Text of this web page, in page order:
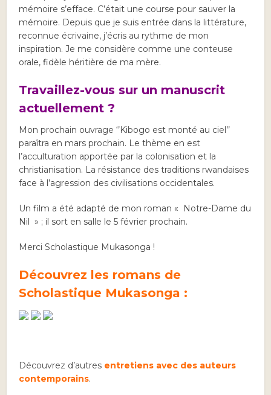
mémoire s’efface. C’était une course pour sauver la
mémoire. Depuis que je suis entrée dans la littérature,
reconnue écrivaine, j’écris au rythme de mon
inspiration. Je me considère comme une conteuse
orale, fidèle héritière de ma mère.
Travaillez-vous sur un manuscrit
actuellement ?
Mon prochain ouvrage ‘’Kibogo est monté au ciel’’
paraîtra en mars prochain. Le thème en est
l’acculturation apportée par la colonisation et la
christianisation. La résistance des traditions rwandaises
face à l’agression des civilisations occidentales.
Un film a été adapté de mon roman « Notre-Dame du
Nil » ; il sort en salle le 5 février prochain.
Merci Scholastique Mukasonga !
Découvrez les romans de
Scholastique Mukasonga :
Découvrez d’autres entretiens avec des auteurs
contemporains.